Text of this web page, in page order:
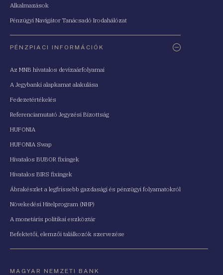
Alkalmazások
Pénzügyi Navigátor Tanácsadó Irodahálózat
PÉNZPIACI INFORMÁCIÓK
Az MNB hivatalos devizaárfolyamai
A Jegybanki alapkamat alakulása
Fedezetértékelés
Referenciamutató Jegyzési Bizottság
HUFONIA
HUFONIA Swap
Hivatalos BUBOR fixingek
Hivatalos BIRS fixingek
Ábrakészlet a legfrissebb gazdasági és pénzügyi folyamatokról
Növekedési Hitelprogram (NHP)
A monetáris politikai eszköztár
Befektetői, elemzői találkozók szervezése
MAGYAR NEMZETI BANK